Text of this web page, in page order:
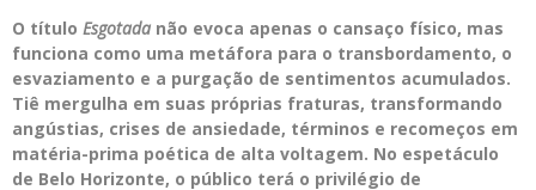
O título Esgotada não evoca apenas o cansaço físico, mas
funciona como uma metáfora para o transbordamento, o
esvaziamento e a purgação de sentimentos acumulados.
Tiê mergulha em suas próprias fraturas, transformando
angústias, crises de ansiedade, términos e recomeços em
matéria-prima poética de alta voltagem. No espetáculo
de Belo Horizonte, o público terá o privilégio de